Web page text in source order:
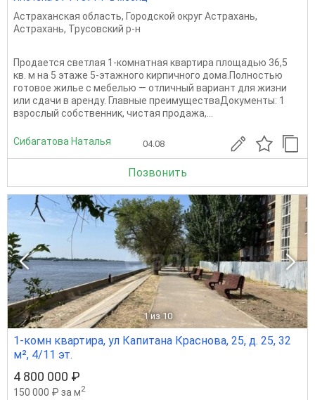
Астраханская область, Городской округ Астрахань,
Астрахань, Трусовский р-н
Продается светлая 1-комнатная квартира площадью 36,5
кв. м на 5 этаже 5-этажного кирпичного дома.Полностью
готовое жилье с мебелью — отличный вариант для жизни
или сдачи в аренду. Главные преимуществаДокументы: 1
взрослый собственник, чистая продажа,...
Сибагатова Наталья 04.08
Позвонить
1 из 10
1-комн квартира, ул Капитана Краснова, 25, д. 25, 32
м², 4/11 эт.
4 800 000 ₽
150 000 ₽ за м2